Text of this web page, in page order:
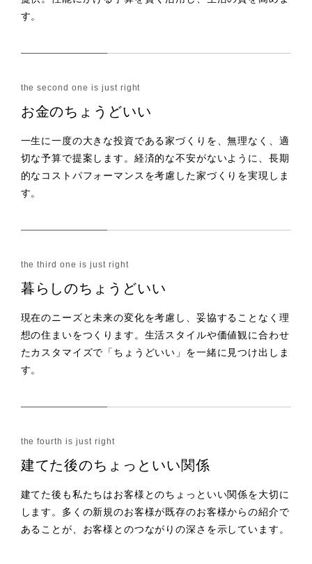
す。
お金のちょうどいい
一生に一度の大きな投資である家づくりを、無理なく、適
切な予算で提案します。経済的な不安がないように、長期
的なコストパフォーマンスを考慮した家づくりを実現しま
す。
暮らしのちょうどいい
現在のニーズと未来の変化を考慮し、妥協することなく理
想の住まいをつくります。生活スタイルや価値観に合わせ
たカスタマイズで「ちょうどいい」を一緒に見つけ出しま
す。
建てた後のちょっといい関係
建てた後も私たちはお客様とのちょっといい関係を大切に
します。多くの新規のお客様が既存のお客様からの紹介で
あることが、お客様とのつながりの深さを示しています。